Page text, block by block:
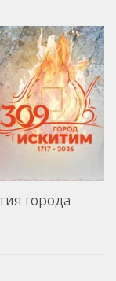
города